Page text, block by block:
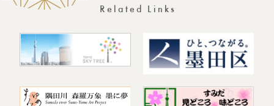
Related Links